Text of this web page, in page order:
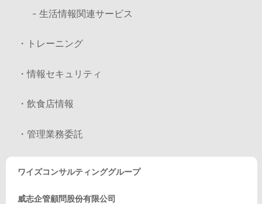
- 生活情報関連サービス
・トレーニング
・情報セキュリティ
・飲食店情報
・管理業務委託
ワイズコンサルティンググループ
威志企管顧問股份有限公司